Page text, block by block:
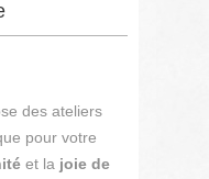
des ateliers
pour votre
et la joie de